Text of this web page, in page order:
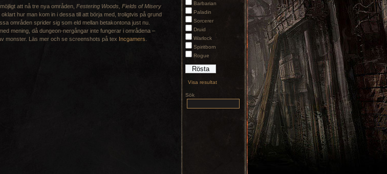
Barbarian
Paladin
Sorcerer
Druid
Warlock
Spiritborn
Rogue
Visa resultat
Sök
att nå tre nya områden, Festering Woods, Fields of Misery
oklart hur man kom in i dessa till att börja med, troligtvis på grund
områden sprider sig som eld mellan betakontona just nu.
mening, då dungeon-nergångar inte fungerar i områdena –
monster. Läs mer och se screenshots på tex Incgamers